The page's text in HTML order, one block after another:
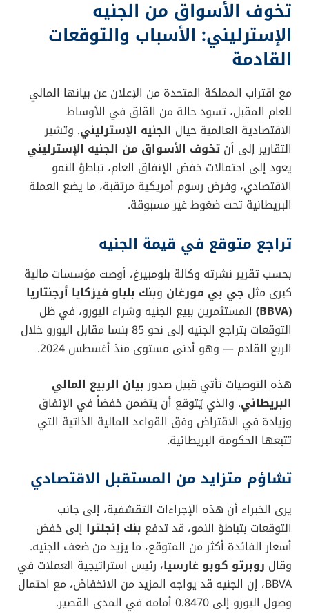
تخوف الأسواق من الجنيه
الإسترليني: الأسباب والتوقعات
القادمة
مع اقتراب المملكة المتحدة من الإعلان عن بيانها المالي
للعام المقبل، تسود حالة من القلق في الأوساط
الاقتصادية العالمية حيال الجنيه الإسترليني. وتشير
التقارير إلى أن تخوف الأسواق من الجنيه الإسترليني
يعود إلى احتمالات خفض الإنفاق العام، تباطؤ النمو
الاقتصادي، وفرض رسوم أمريكية مرتقبة، ما يضع العملة
البريطانية تحت ضغوط غير مسبوقة.
تراجع متوقع في قيمة الجنيه
بحسب تقرير نشرته وكالة بلومبيرغ، أوصت مؤسسات مالية
كبرى مثل جي بي مورغان وبنك بلباو فيزكايا أرجنتاريا
(BBVA)
المستثمرين ببيع الجنيه وشراء اليورو، في ظل
التوقعات بتراجع الجنيه إلى نحو 85 بنسا مقابل اليورو خلال
الربع القادم — وهو أدنى مستوى منذ أغسطس 2024.
هذه التوصيات تأتي قبيل صدوربيان الربيع المالي
البريطاني. والذي يُتوقع أن يتضمن خفضاً في الإنفاق
وزيادة في الاقتراض وفق القواعد المالية الذاتية التي
تتبعها الحكومة البريطانية.
تشاؤم متزايد من المستقبل الاقتصادي
يرى الخبراء أن هذه الإجراءات التقشفية، إلى جانب
التوقعات بتباطؤ النمو، قد تدفع بنك إنجلترا إلى خفض
أسعار الفائدة أكثر من المتوقع، ما يزيد من ضعف الجنيه.
وقال روبرتو كوبو غارسيا، رئيس استراتيجية العملات في
BBVA، إن الجنيه قد يواجه المزيد من الانخفاض، مع احتمال
وصول اليورو إلى 0.8470 أمامه في المدى القصير.